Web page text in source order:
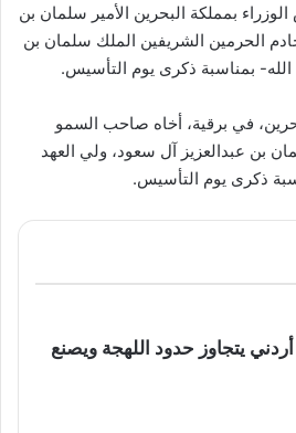
بمملكة البحرين الأمير سلمان بن
الحرمين الشريفين الملك سلمان بن
بمناسبة ذكرى يوم التأسيس.
في برقية، أخاه صاحب السمو
بن عبدالعزيز آل سعود، ولي العهد
ذكرى يوم التأسيس.
يتجاوز حدود اللهجة ويصنع